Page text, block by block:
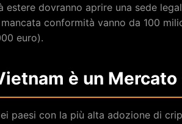
estere dovranno aprire una sede
conformità vanno da 100
euro).
è un
paesi con la più alta adozione di